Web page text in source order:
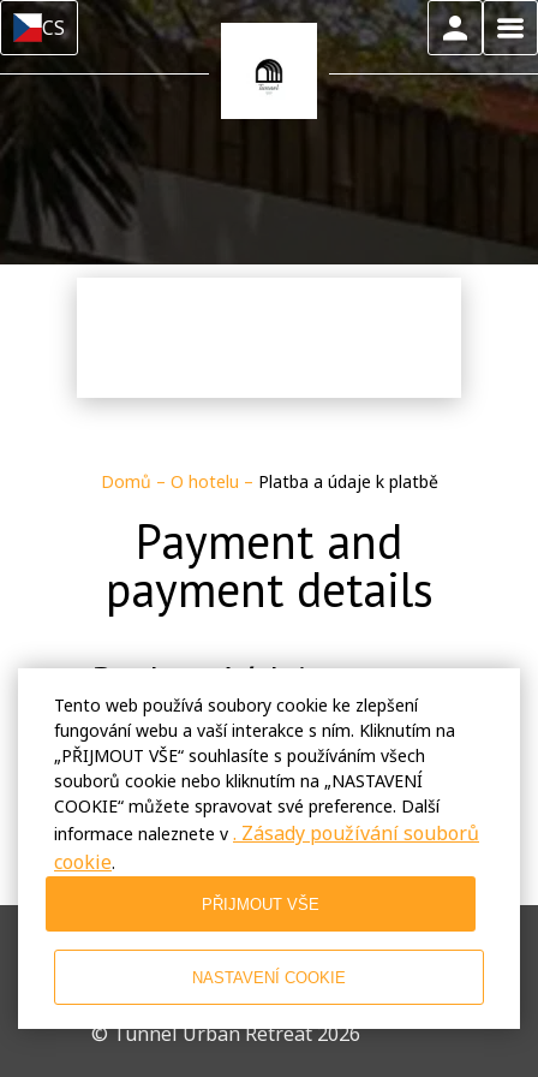
Tento web používá soubory cookie ke zlepšení
fungování webu a vaší interakce s ním. Kliknutím na
„PŘIJMOUT VŠE“ souhlasíte s používáním všech
souborů cookie nebo kliknutím na „NASTAVENÍ
COOKIE“ můžete spravovat své preference. Další
informace naleznete v . Zásady používání souborů
cookie.
PŘIJMOUT VŠE
NASTAVENÍ COOKIE
CS
Domů – O hotelu – Platba a údaje k platbě
Payment and
payment details
Bankovní údaje
Payment Policy
© Tunnel Urban Retreat 2026
Podmínky použití
Zásady ochrany osobních údajů
Obchodní pravidla